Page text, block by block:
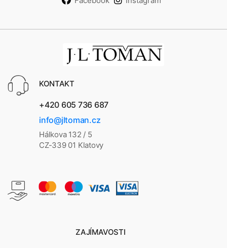
KONTAKT
+420 605 736 687
info@jltoman.cz
Hálkova 132 / 5
CZ-339 01 Klatovy
ZAJÍMAVOSTI